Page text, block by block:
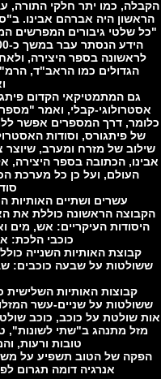
כמו יתר חלקי התורה,
היה אברהם אבינו.
שלטי גיבורים המפרשים
בספר היצירה, ולאחר
הגדולים כמו הראב"ד,
גם המתמטיקאי הקדום
קבלי, ואמר
דרך המספרים אפשר ללמוד
של פיתגורס, וסודות
של מזרח ומערב, שיוצר
הכתובה בספר היצירה,
העולם, ועל כן כל מערכת
סוד
עשרים ושתיים האותיות
הראשונה כוללת את
העיקריים: אש, מים
כוכבי הלכת:
על שבעה כוכבים:
קבוצות האותיות השלישית
על שניים-עשר המזלות
שולטת על כוכב, כוכב שולט
מתנהג ב"שתי לשונות",
טובות ורעות,
של הטוב תשפיע על משיכה
אנרגיה דומה תגרום